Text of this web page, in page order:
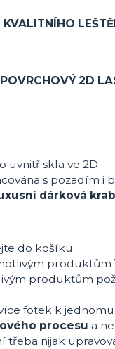
2D
uvnitř skla ve 2D
s pozadím i
dárková
do košíku.
produktům
produktům
fotek k
procesu a
třeba nijak